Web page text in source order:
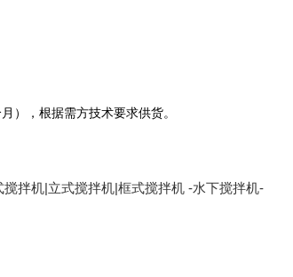
）， 根据需方技术要求供货。
拌机|立式搅拌机|框式搅拌机 -水下搅拌机-